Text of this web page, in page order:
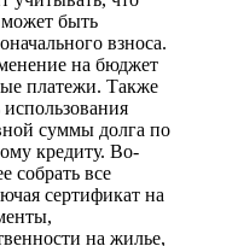
может быть
взноса.
на бюджет
платежи. Также
суммы долга по
кредиту. Во-
собрать все
сертификат на
на жилье,